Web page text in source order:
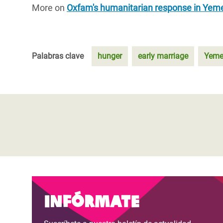
More on Oxfam's humanitarian response in
Palabras clave hunger early marriage
Infórmate